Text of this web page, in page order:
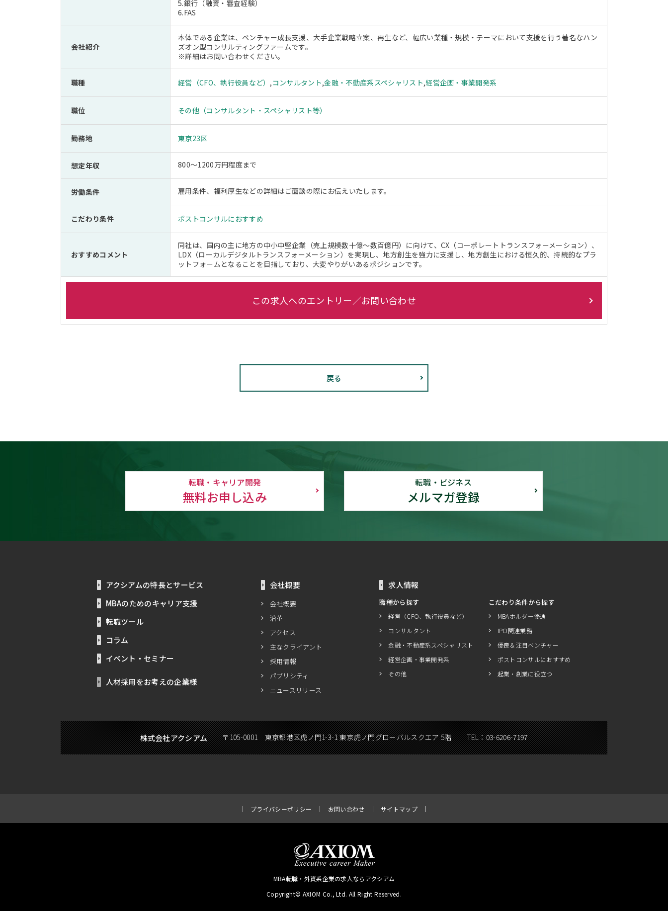
5.銀行（融資・審査経験）
6.FAS
会社紹介
本体である企業は、ベンチャー成長支援、大手企業戦略立案、再生など、幅広い業種・規模・テーマにおいて支援を行う著名なハン
ズオン型コンサルティングファームです。
※詳細はお問い合わせください。
職種 経営（CFO、執行役員など） ,コンサルタント,金融・不動産系スペシャリスト,経営企画・事業開発系
職位 その他（コンサルタント・スペシャリスト等）
勤務地 東京23区
想定年収 800～1200万円程度まで
労働条件 雇用条件、福利厚生などの詳細はご面談の際にお伝えいたします。
こだわり条件 ポストコンサルにおすすめ
おすすめコメント
同社は、国内の主に地方の中小中堅企業（売上規模数十億～数百億円）に向けて、CX（コーポレートトランスフォーメーション）、
LDX（ローカルデジタルトランスフォーメーション）を実現し、地方創生を強力に支援し、地方創生における恒久的、持続的なプラ
ットフォームとなることを目指しており、大変やりがいあるポジションです。
この求人へのエントリー／お問い合わせ
戻る
転職・キャリア開発
無料お申し込み
転職・ビジネス
メルマガ登録
アクシアムの特長とサービス
MBAのためのキャリア支援
転職ツール
コラム
イベント・セミナー
人材採用をお考えの企業様
会社概要
会社概要
沿革
アクセス
主なクライアント
採用情報
パブリシティ
ニュースリリース
求人情報
職種から探す
経営（CFO、執行役員など）
コンサルタント
金融・不動産系スペシャリスト
経営企画・事業開発系
その他
こだわり条件から探す
MBAホルダー優遇
IPO関連業務
優良＆注目ベンチャー
ポストコンサルにおすすめ
起業・創業に役立つ
株式会社アクシアム 〒105-0001 東京都港区虎ノ門1-3-1 東京虎ノ門グローバルスクエア 5階 TEL：03-6206-7197
プライバシーポリシー お問い合わせ サイトマップ
MBA転職・外資系企業の求人ならアクシアム
Copyright© AXIOM Co., Ltd. All Right Reserved.